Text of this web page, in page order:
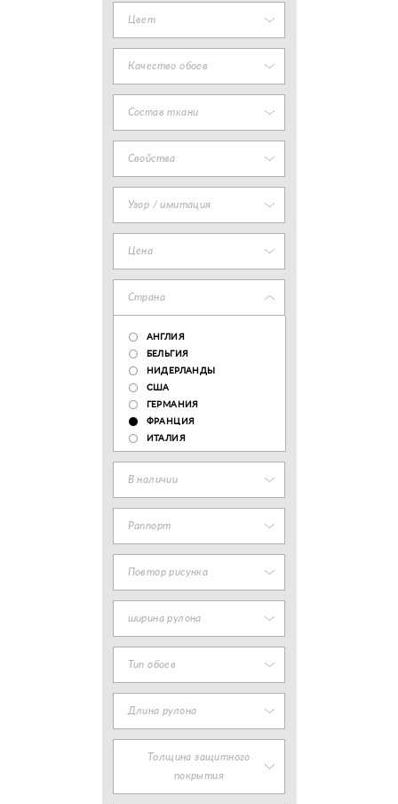
Цвет
Качество обоев
Состав ткани
Свойства
Узор / имитация
Цена
Страна
АНГЛИЯ
БЕЛЬГИЯ
НИДЕРЛАНДЫ
США
ГЕРМАНИЯ
ФРАНЦИЯ
ИТАЛИЯ
В наличии
Раппорт
Повтор рисунка
ширина рулона
Тип обоев
Длина рулона
Толщина защитного
покрытия